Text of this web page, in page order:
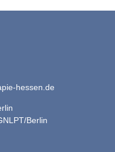
hessen.de
Berlin